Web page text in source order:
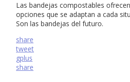
Las bandejas compostables
opciones que se adaptan a cada
Son las bandejas del futuro.
share
tweet
gplus
share